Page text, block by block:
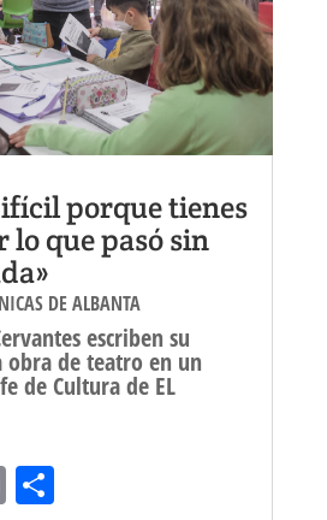
porque tienes
lo que pasó sin
DE ALBANTA
escriben su
obra de teatro en un
de Cultura de EL
E Sh